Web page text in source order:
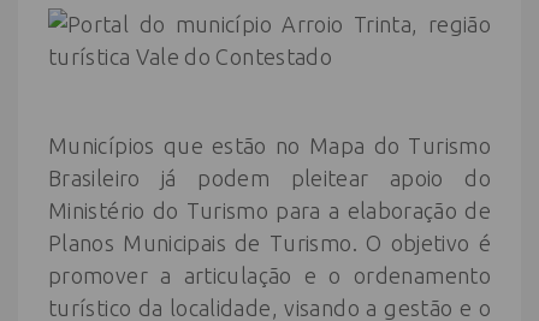
Municípios que estão no Mapa do Turismo
Brasileiro já podem pleitear apoio do
Ministério do Turismo para a elaboração de
Planos Municipais de Turismo. O objetivo é
promover a articulação e o ordenamento
turístico da localidade, visando a gestão e o